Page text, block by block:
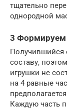
тщательно
однородной
3 Формируем
Получившийся
составу,
игрушки не
на 4 равные
Каждую часть